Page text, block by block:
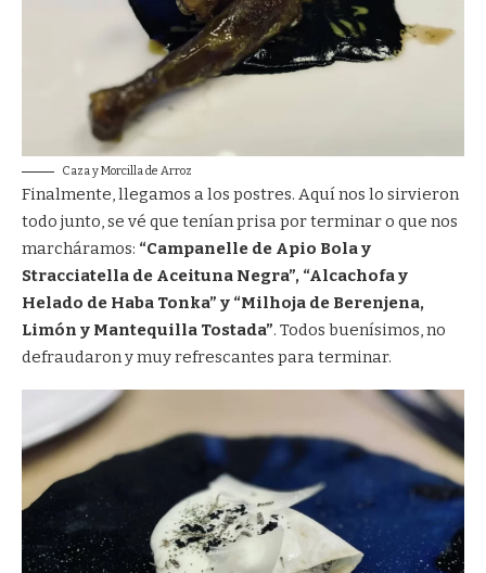
Caza y Morcilla de Arroz
Finalmente, llegamos a los postres. Aquí nos lo sirvieron
todo junto, se vé que tenían prisa por terminar o que nos
marcháramos: “Campanelle de Apio Bola y
Stracciatella de Aceituna Negra”, “Alcachofa y
Helado de Haba Tonka” y “Milhoja de Berenjena,
Limón y Mantequilla Tostada”. Todos buenísimos, no
defraudaron y muy refrescantes para terminar.